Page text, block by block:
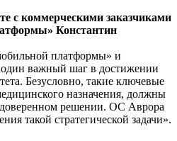
с коммерческими заказчиками
Константин
платформы» и
важный шаг в достижении
Безусловно, такие ключевые
назначения, должны
доверенном решении. ОС Аврора
такой стратегической задачи».